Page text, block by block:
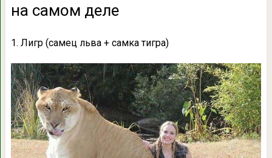
на самом деле
1. Лигр (самец льва + самка тигра)